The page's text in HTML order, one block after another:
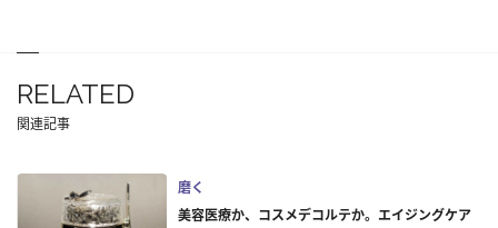
RELATED
関連記事
磨く
美容医療か、コスメデコルテか。エイジングケア